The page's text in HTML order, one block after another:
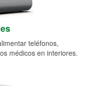
teléfonos,
médicos en interiores.